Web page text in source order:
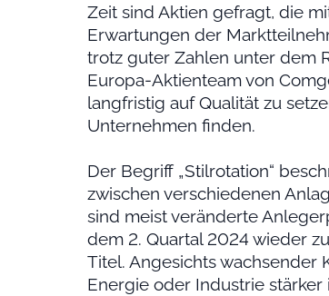
Zeit sind Aktien gefragt, die
Erwartungen der
trotz guter Zahlen unter dem
Europa-Aktienteam von
langfristig auf Qualität zu
Unternehmen finden.
Der Begriff „Stilrotation“
zwischen verschiedenen
sind meist veränderte
dem 2. Quartal 2024 wieder
Titel. Angesichts wachsender
Energie oder Industrie